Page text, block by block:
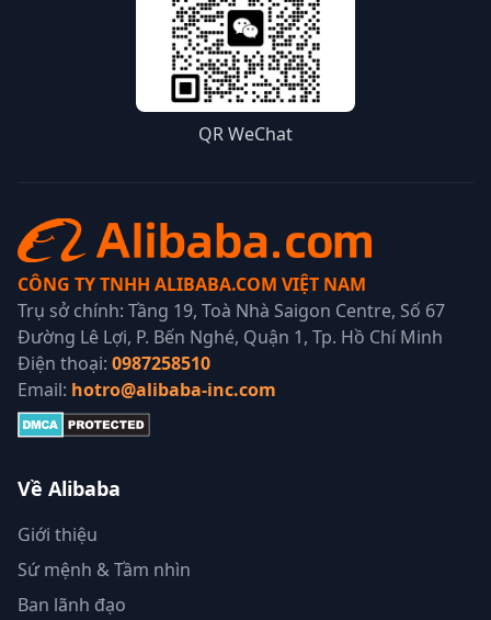
QR WeChat
CÔNG TY TNHH ALIBABA.COM VIỆT NAM
Trụ sở chính: Tầng 19, Toà Nhà Saigon Centre, Số 67
Đường Lê Lợi, P. Bến Nghé, Quận 1, Tp. Hồ Chí Minh
Điện thoại: 0987258510
Email: hotro@alibaba-inc.com
Về Alibaba
Giới thiệu
Sứ mệnh & Tầm nhìn
Ban lãnh đạo